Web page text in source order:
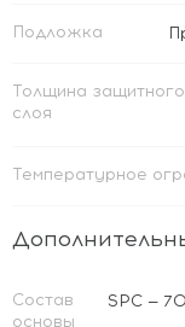
Подложка
Толщина защитного
слоя
Температурное
Состав
основы
SPC —